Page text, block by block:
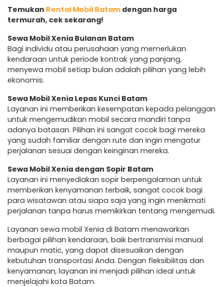
Temukan Rental Mobil Batam dengan harga
termurah, cek sekarang!
Sewa Mobil Xenia Bulanan Batam
Bagi individu atau perusahaan yang memerlukan
kendaraan untuk periode kontrak yang panjang,
menyewa mobil setiap bulan adalah pilihan yang lebih
ekonomis.
Sewa Mobil Xenia Lepas Kunci Batam
Layanan ini memberikan kesempatan kepada pelanggan
untuk mengemudikan mobil secara mandiri tanpa
adanya batasan. Pilihan ini sangat cocok bagi mereka
yang sudah familiar dengan rute dan ingin mengatur
perjalanan sesuai dengan keinginan mereka.
Sewa Mobil Xenia dengan Sopir Batam
Layanan ini menyediakan sopir berpengalaman untuk
memberikan kenyamanan terbaik, sangat cocok bagi
para wisatawan atau siapa saja yang ingin menikmati
perjalanan tanpa harus memikirkan tentang mengemudi.
Layanan sewa mobil Xenia di Batam menawarkan
berbagai pilihan kendaraan, baik bertransmisi manual
maupun matic, yang dapat disesuaikan dengan
kebutuhan transportasi Anda. Dengan fleksibilitas dan
kenyamanan, layanan ini menjadi pilihan ideal untuk
menjelajahi kota Batam.